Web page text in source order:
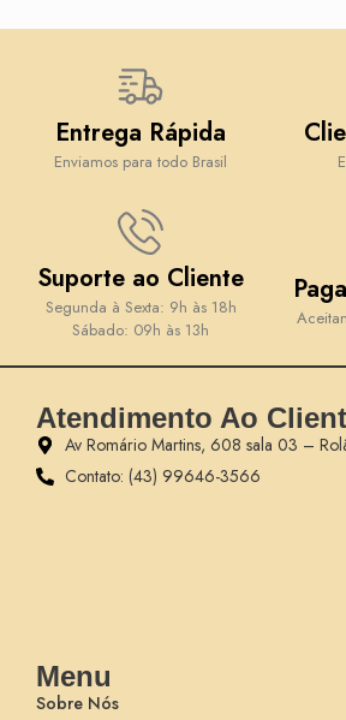
Entrega Rápida
Enviamos para todo Brasil
Suporte ao Cliente
Segunda à Sexta: 9h às 18h
Sábado: 09h às 13h
Atendimento Ao
Av Romário Martins, 608 sala 03 –
Contato: (43) 99646-3566
Menu
Sobre Nós